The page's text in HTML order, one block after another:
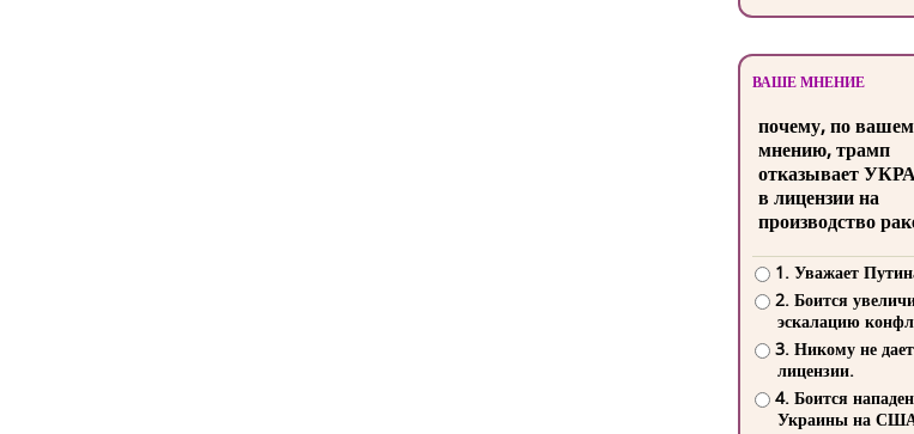
ВАШЕ МНЕНИЕ
почему, по
мнению, трамп
отказывает
в лицензии на
производство
1. Уважает
2. Боится
эскалацию
3. Никому не
лицензии.
4. Боится
Украины на